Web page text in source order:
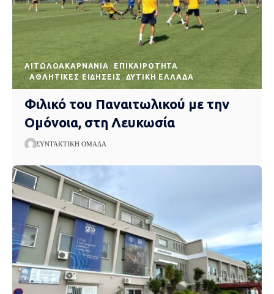
AΙΤΩΛΟΑΚΑΡΝΑΝΊΑ
EΠΙΚΑΙΡΌΤΗΤΑ
ΑΘΛΗΤΙΚΈΣ ΕΙΔΉΣΕΙΣ
ΔΥΤΙΚΉ ΕΛΛΆΔΑ
Φιλικό του Παναιτωλικού με την
Ομόνοια, στη Λευκωσία
ΣΥΝΤΑΚΤΙΚΉ ΟΜΆΔΑ